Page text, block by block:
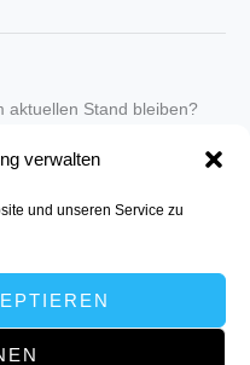
verwalten
und unseren Service zu
aktuellen Stand bleiben?
Service auf.
eine